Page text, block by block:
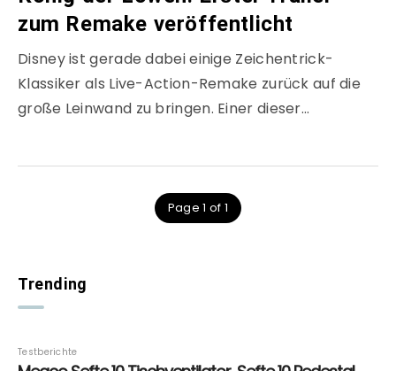
zum Remake veröffentlicht
Disney ist gerade dabei einige Zeichentrick-
Klassiker als Live-Action-Remake zurück auf die
große Leinwand zu bringen. Einer dieser…
Page 1 of 1
Trending